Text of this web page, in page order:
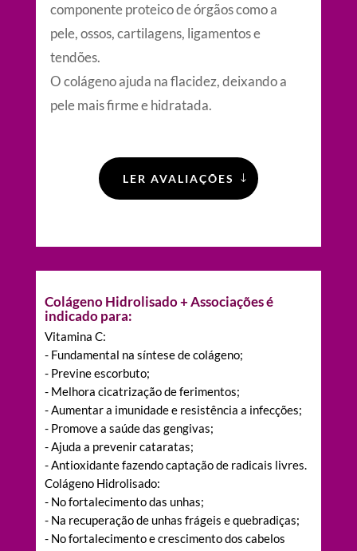
componente proteico de órgãos como a
pele, ossos, cartilagens, ligamentos e
tendões.
O colágeno ajuda na flacidez, deixando a
pele mais firme e hidratada.
LER AVALIAÇÕES
Colágeno Hidrolisado + Associações é
indicado para:
Vitamina C:
- Fundamental na síntese de colágeno;
- Previne escorbuto;
- Melhora cicatrização de ferimentos;
- Aumentar a imunidade e resistência a infecções;
- Promove a saúde das gengivas;
- Ajuda a prevenir cataratas;
- Antioxidante fazendo captação de radicais livres.
Colágeno Hidrolisado:
- No fortalecimento das unhas;
- Na recuperação de unhas frágeis e quebradiças;
- No fortalecimento e crescimento dos cabelos